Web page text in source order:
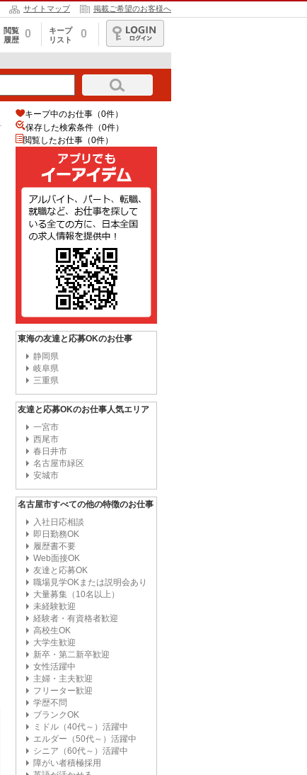
サイトマップ 掲載ご希望のお客様へ
閲覧
履歴
0
キープ
リスト
0
ログイン
キープ中のお仕事（0件）
保存した検索条件（0件）
閲覧したお仕事（0件）
東海の友達と応募OKのお仕事
静岡県
岐阜県
三重県
友達と応募OKのお仕事人気エリア
一宮市
西尾市
春日井市
名古屋市緑区
安城市
名古屋市すべての他の特徴のお仕事
入社日応相談
即日勤務OK
履歴書不要
Web面接OK
友達と応募OK
職場見学OKまたは説明会あり
大量募集（10名以上）
未経験歓迎
経験者・有資格者歓迎
高校生OK
大学生歓迎
新卒・第二新卒歓迎
女性活躍中
主婦・主夫歓迎
フリーター歓迎
学歴不問
ブランクOK
ミドル（40代～）活躍中
エルダー（50代～）活躍中
シニア（60代～）活躍中
障がい者積極採用